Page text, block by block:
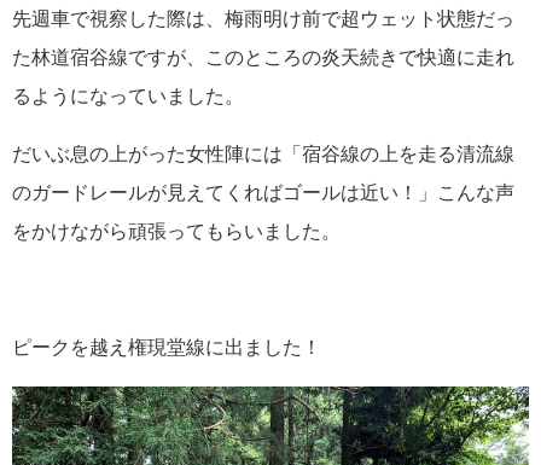
先週車で視察した際は、梅雨明け前で超ウェット状態だっ
た林道宿谷線ですが、このところの炎天続きで快適に走れ
るようになっていました。
だいぶ息の上がった女性陣には「宿谷線の上を走る清流線
のガードレールが見えてくればゴールは近い！」こんな声
をかけながら頑張ってもらいました。
ピークを越え権現堂線に出ました！